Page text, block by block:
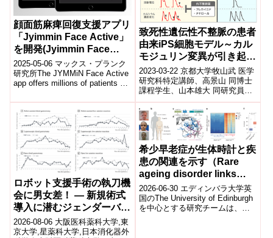
顔面筋麻痺回復支援アプリ
「Jyimmin Face Active」
を開発(Jyimmin Face
Active app boosts facial
muscle recovery after a
stroke)
2025-05-06 マックス・プランク
研究所The JYMMiN Face Active
app offers millions of patients a
致死性遺伝性不整脈の患者
由来iPS細胞モデル～カル
モジュリン変異が引き起こ
す重症不整脈～
2023-03-22 京都大学牧山武 医学
研究科特定講師、高景山 同博士
課程学生、山本雄大 同研究員
(現:スタンフォード大学ポスド
ク)、小林琢也 順天堂大学助教...
ロボット支援手術の執刀機
会に男女差！ — 新規術式
導入に潜むジェンダーバイ
アス— Surgeryに発表
2026-08-06 大阪医科薬科大学,東
京大学,星薬科大学,日本消化器外
希少早老症が生体時計と疾
患の関連を示す（Rare
ageing disorder links
‘biological clock’ to
disease）
2026-06-30 エディンバラ大学英
国のThe University of Edinburgh
を中心とする研究チームは、希